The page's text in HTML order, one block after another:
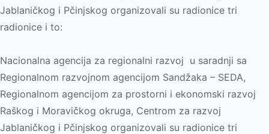
Jablaničkog i Pčinjskog organizovali su radionice tri
radionice i to:
Nacionalna agencija za regionalni razvoj u saradnji sa
Regionalnom razvojnom agencijom Sandžaka – SEDA,
Regionalnom agencijom za prostorni i ekonomski razvoj
Raškog i Moravičkog okruga, Centrom za razvoj
Jablaničkog i Pčinjskog organizovali su radionice tri